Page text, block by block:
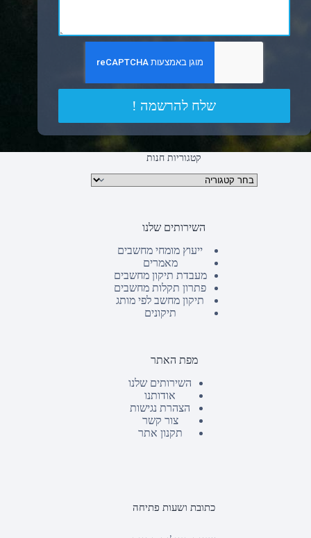
שלח להרשמה !
קטגוריות חנות
קטגוריות מוצרים
השירותים שלנו
ייעוץ מומחי מחשבים
מאמרים
מעבדת תיקון מחשבים
פתרון תקלות מחשבים
תיקון מחשב לפי מותג
תיקונים
מפת האתר
השירותים שלנו
אודותנו
הצהרת נגישות
צור קשר
תקנון אתר
כתובת ושעות פתיחה